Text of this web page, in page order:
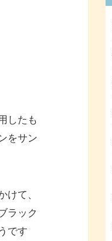
したも
をサン
けて、
ラック
です